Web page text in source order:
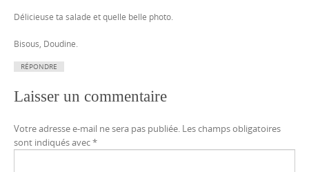
Délicieuse ta salade et quelle belle photo.
Bisous, Doudine.
RÉPONDRE
Laisser un commentaire
Votre adresse e-mail ne sera pas publiée. Les champs obligatoires
sont indiqués avec*